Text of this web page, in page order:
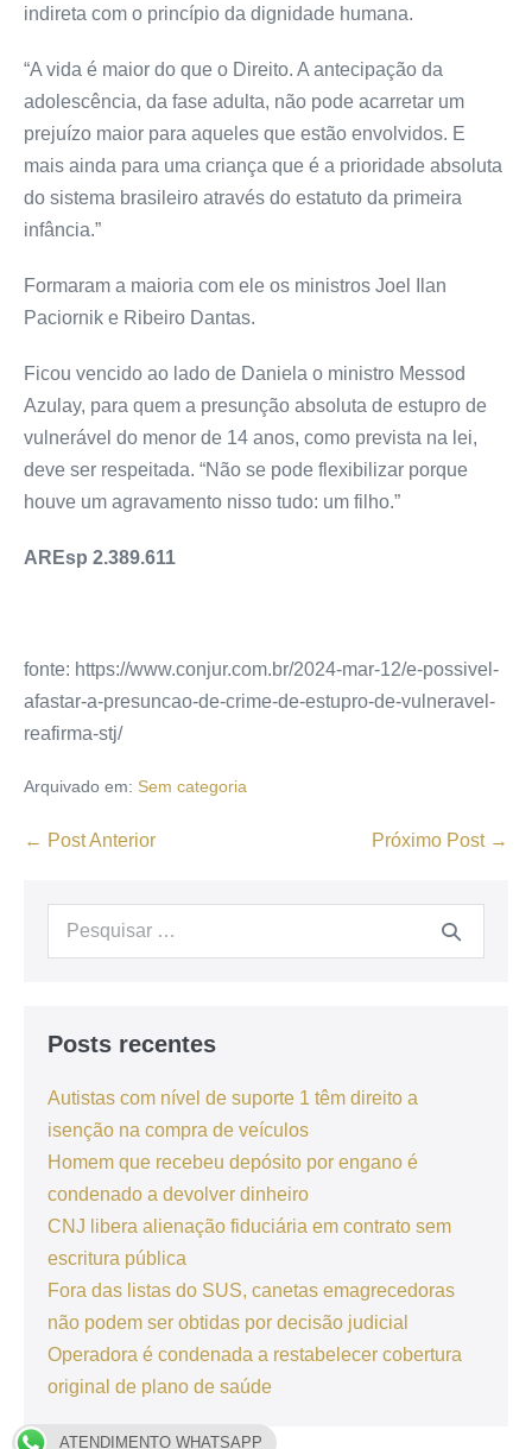
indireta com o princípio da dignidade humana.
“A vida é maior do que o Direito. A antecipação da
adolescência, da fase adulta, não pode acarretar um
prejuízo maior para aqueles que estão envolvidos. E
mais ainda para uma criança que é a prioridade absoluta
do sistema brasileiro através do estatuto da primeira
infância.”
Formaram a maioria com ele os ministros Joel Ilan
Paciornik e Ribeiro Dantas.
Ficou vencido ao lado de Daniela o ministro Messod
Azulay, para quem a presunção absoluta de estupro de
vulnerável do menor de 14 anos, como prevista na lei,
deve ser respeitada. “Não se pode flexibilizar porque
houve um agravamento nisso tudo: um filho.”
AREsp 2.389.611
fonte: https://www.conjur.com.br/2024-mar-12/e-possivel-
afastar-a-presuncao-de-crime-de-estupro-de-vulneravel-
reafirma-stj/
Arquivado em: Sem categoria
← Post Anterior Próximo Post →
Posts recentes
Autistas com nível de suporte 1 têm direito a
isenção na compra de veículos
Homem que recebeu depósito por engano é
condenado a devolver dinheiro
CNJ libera alienação fiduciária em contrato sem
escritura pública
Fora das listas do SUS, canetas emagrecedoras
não podem ser obtidas por decisão judicial
Operadora é condenada a restabelecer cobertura
original de plano de saúde
ATENDIMENTO WHATSAPP